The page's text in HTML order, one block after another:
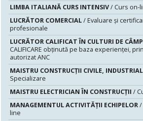
LIMBA ITALIANĂ CURS INTENSIV/ Curs on-
LUCRĂTOR COMERCIAL/ Evaluare şi
profesionale
LUCRĂTOR CALIFICAT ÎN CULTURI DE
CALIFICARE obținută pe baza experienței,
autorizat ANC
MAISTRU CONSTRUCŢII CIVILE,
Specializare
MAISTRU ELECTRICIAN ÎN CONSTRUCŢII /
MANAGEMENTUL ACTIVITĂȚII ECHIPELOR/
line